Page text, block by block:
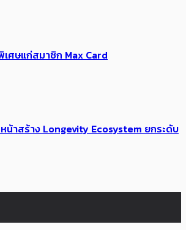
ศษแก่สมาชิก Max Card
น้าสร้าง Longevity Ecosystem ยกระดับ